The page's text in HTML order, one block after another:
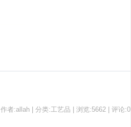
作者:allah | 分类:工艺品 | 浏览:5662 | 评论:0